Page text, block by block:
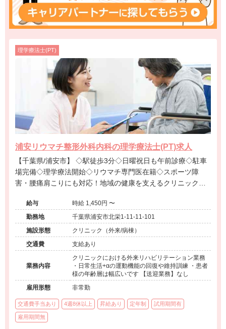
理学療法士(PT)
浦安リウマチ整形外科内科の理学療法士(PT)求人
【千葉県/浦安市】 ◇駅徒歩3分◇日曜祝日も午前診療◇駐車
場完備◇理学療法開始◇リウマチ専門医在籍◇スポーツ障
害・腰痛肩こりにも対応！地域の健康を支えるクリニックで
給与
時給 1,450円 〜
勤務地
千葉県浦安市北栄1-11-11-101
施設形態
クリニック（外来/病棟）
交通費
支給あり
業務内容
クリニックにおける外来リハビリテーション業務
・日常生活+αの運動機能の回復や維持訓練 ・患者
様の年齢層は幅広いです 【送迎業務】なし
雇用形態
非常勤
交通費手当あり 4週8休以上 昇給あり 定年制 試用期間有
雇用期間無